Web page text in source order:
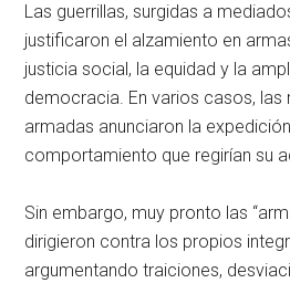
Las guerrillas, surgidas a
justificaron el alzamiento en
justicia social, la equidad y la
democracia. En varios casos, las
armadas anunciaron la
comportamiento que regirían su
Sin embargo, muy pronto las
dirigieron contra los propios
argumentando traiciones,